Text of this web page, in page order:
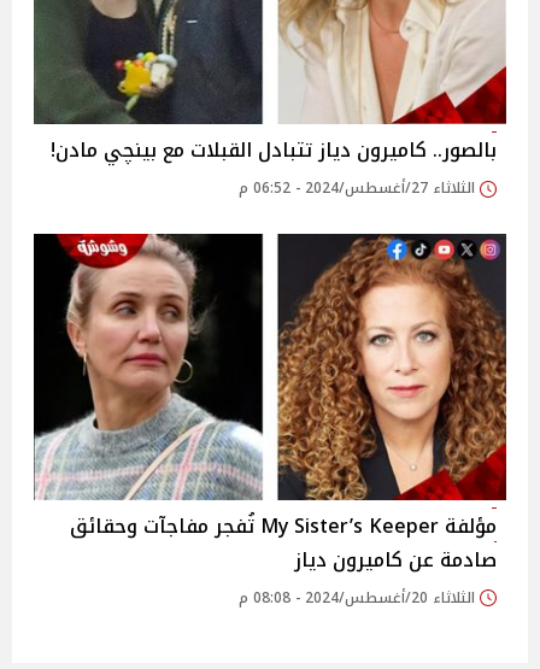
بالصور.. كاميرون دياز تتبادل القبلات مع بينچي مادن!
الثلاثاء 27/أغسطس/2024 - 06:52 م
مؤلفة My Sister’s Keeper تُفجر مفاجآت وحقائق
صادمة عن كاميرون دياز
الثلاثاء 20/أغسطس/2024 - 08:08 م